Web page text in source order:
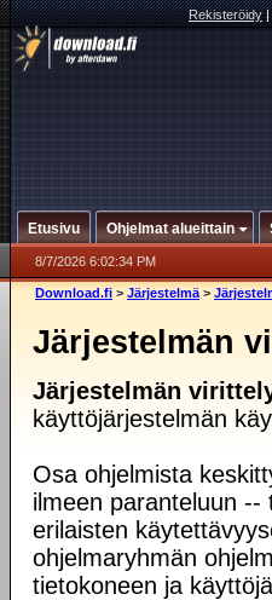
Rekisteröidy|
Etusivu Ohjelmat alueittain
8/7/2026 6:02:34 PM
Download.fi > Järjestelmä >
Järjestelmän
Järjestelmän
käyttöjärjestelmän
Osa ohjelmista
ilmeen paranteluun
erilaisten
ohjelmaryhmän
tietokoneen ja